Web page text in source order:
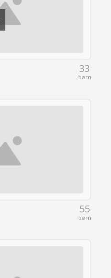
33
børn
55
børn